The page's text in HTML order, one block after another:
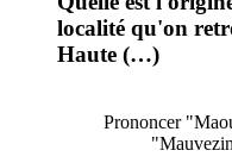
localité qu'on
Haute (…)
Prononcer